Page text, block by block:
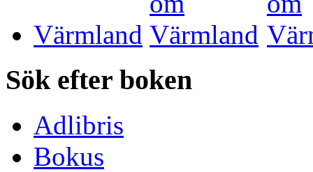
Värmland
Sök efter boken
Adlibris
Bokus